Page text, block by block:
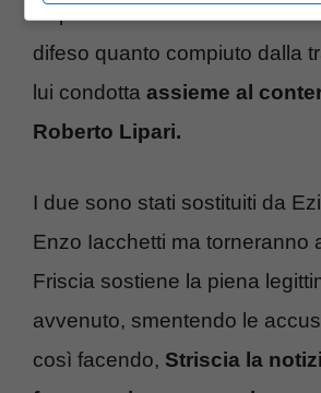
SuperGuidaTV il 52enne di
difeso quanto compiuto dalla
lui condotta assieme al
Roberto Lipari.
I due sono stati sostituiti da
Enzo Iacchetti ma torneranno
Friscia sostiene la piena
avvenuto, smentendo le
così facendo, Striscia la